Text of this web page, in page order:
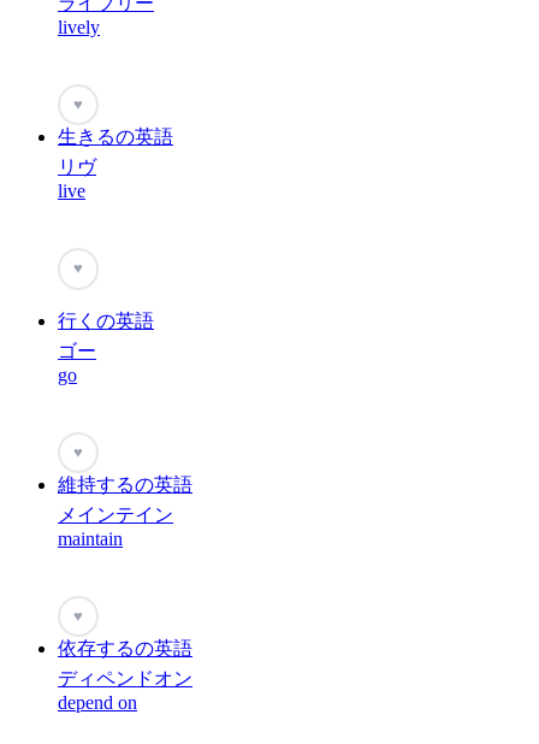
lively
♥
生きるの英語
リヴ
live
♥
行くの英語
ゴー
go
♥
維持するの英語
メインテイン
maintain
♥
依存するの英語
ディペンドオン
depend on